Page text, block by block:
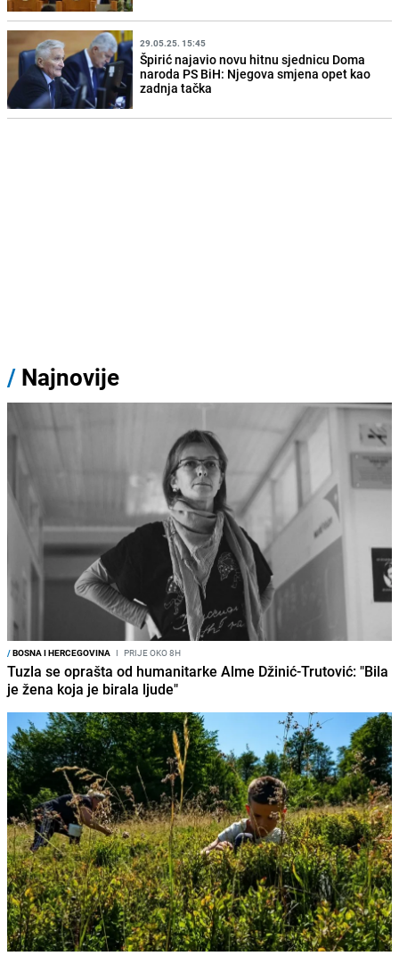
29.05.25. 15:45
Špirić najavio novu hitnu sjednicu Doma
naroda PS BiH: Njegova smjena opet kao
zadnja tačka
/ Najnovije
/BOSNA I HERCEGOVINA I PRIJE OKO 8H
Tuzla se oprašta od humanitarke Alme Džinić-Trutović: "Bila
je žena koja je birala ljude"